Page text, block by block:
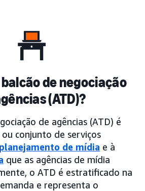
balcão de negociação
(ATD)?
de agências (ATD) é
conjunto de serviços
planejamento de mídia e à
que as agências de mídia
o ATD é estratificado na
e representa o